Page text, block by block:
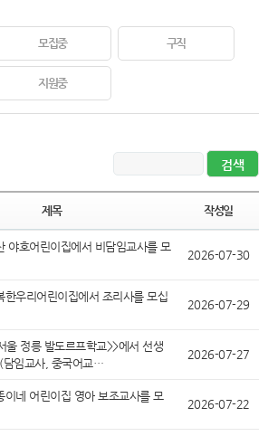
모집중 구직
지원중
제목 작성일
야호어린이집에서 비담임교사를 모
2026-07-30
한우리어린이집에서 조리사를 모십
2026-07-29
울 정릉 발도르프학교>>에서 선생
담임교사, 중국어교…
2026-07-27
이네 어린이집 영아 보조교사를 모
2026-07-22